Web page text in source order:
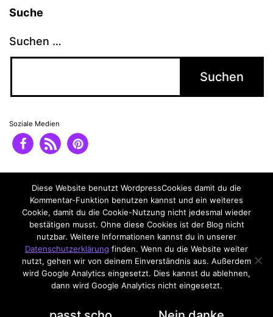
Suche
Suchen …
Soziale Medien
Impressum
Datenschutzerklärung
Diese Website benutzt WordpressCookies damit du die
Kommentar-Funktion benutzen kannst und ein weiteres
Cookie, damit du die Cookie-Nutzung nicht jedesmal wieder
bestätigen musst. Ohne diese Cookies ist der Blog nicht
nutzbar. Weitere Informationen kannst du in unserer
Datenschutzerklärung finden. Wenn du die Website weiter
nutzt, gehen wir von deinem Einverständnis aus. Außerdem
wird Google Analytics eingesetzt. Dies kannst du ablehnen,
dann wird Google Analytics nicht eingesetzt.